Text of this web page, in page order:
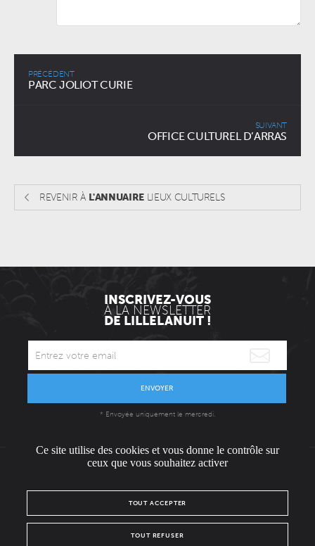
PRÉCÉDENT
PARC JOLIOT CURIE
SUIVANT
OFFICE CULTUREL D’ARRAS
REVENIR À L'ANNUAIRE LIEUX CULTURELS
INSCRIVEZ-VOUS
À LA NEWSLETTER
DE LILLELANUIT !
ENVOYER
* Envoyée uniquement le mercredi.
L'ÉQUIPE
POLITIQUE DE CONFIDENTIALITÉ
Ce site utilise des cookies et vous donne le contrôle sur
ceux que vous souhaitez activer
TOUT ACCEPTER
TOUT REFUSER